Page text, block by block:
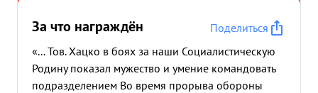
За что награждён
Поделиться
«... Тов. Хацко в боях за наши Социалистическую
Родину показал мужество и умение командовать
подразделением Во время прорыва обороны